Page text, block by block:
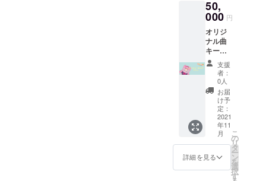
(JPEG)
＋
YouTub
eチャン
ネルに
て支援
者様の
お名前
を読み
上げさ
せてい
ただき
ます。
※備考欄
にご希
望のお
名前(必
サイン
入り・
郵送) ＋
お礼の
動画(ひ
とりひ
とり収
録させ
ていた
だきま
す。) ＋
ノーマ
ル立ち
絵ポス
トカー
ド
(JPEG)
50,
000 円
オリジ
ナル曲
キービ
ジュア
ルアク
リル
キーホ
ルダー
＋ 直筆
お手紙
＋ おは
ようボ
イス
(wav)
20文字
程度の
支援
者：
0人
お届
け予
定：
2021
年11
月
詳細を見る
こ
の
リ
タ
ー
ン
を
選
択
す